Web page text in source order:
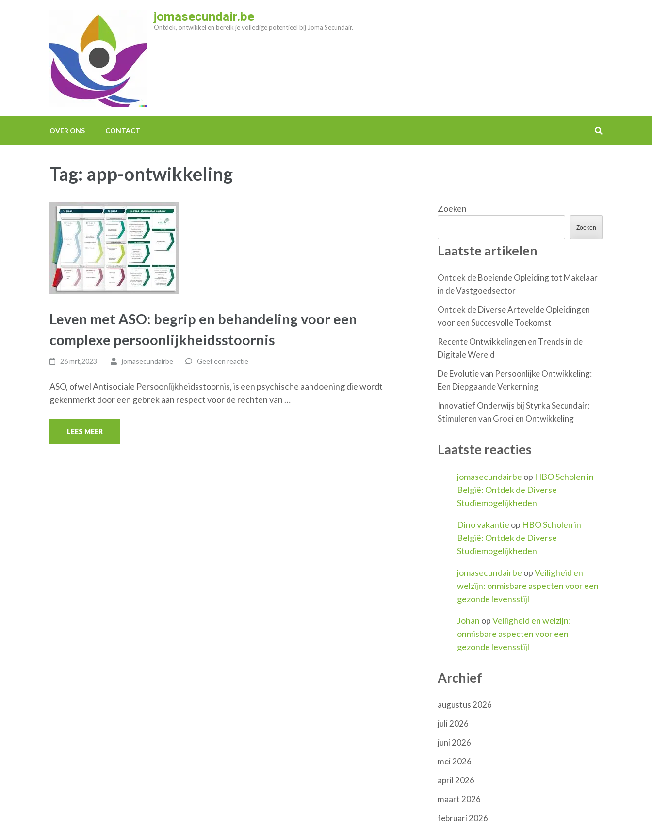
jomasecundair.be
Ontdek, ontwikkel en bereik je volledige potentieel bij Joma Secundair.
OVER ONS CONTACT
Tag: app-ontwikkeling
Leven met ASO: begrip en behandeling voor een
complexe persoonlijkheidsstoornis
26 mrt,2023 jomasecundairbe Geef een reactie
ASO, ofwel Antisociale Persoonlijkheidsstoornis, is een psychische aandoening die wordt
gekenmerkt door een gebrek aan respect voor de rechten van …
LEES MEER
Zoeken
Zoeken
Laatste artikelen
Ontdek de Boeiende Opleiding tot Makelaar
in de Vastgoedsector
Ontdek de Diverse Artevelde Opleidingen
voor een Succesvolle Toekomst
Recente Ontwikkelingen en Trends in de
Digitale Wereld
De Evolutie van Persoonlijke Ontwikkeling:
Een Diepgaande Verkenning
Innovatief Onderwijs bij Styrka Secundair:
Stimuleren van Groei en Ontwikkeling
Laatste reacties
jomasecundairbe op HBO Scholen in
België: Ontdek de Diverse
Studiemogelijkheden
Dino vakantie op HBO Scholen in
België: Ontdek de Diverse
Studiemogelijkheden
jomasecundairbe opVeiligheid en
welzijn: onmisbare aspecten voor een
gezonde levensstijl
Johan opVeiligheid en welzijn:
onmisbare aspecten voor een
gezonde levensstijl
Archief
augustus 2026
juli 2026
juni 2026
mei 2026
april 2026
maart 2026
februari 2026